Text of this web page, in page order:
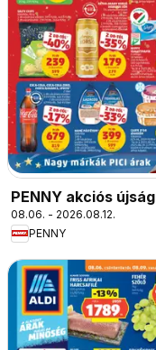
PENNY akciós újság
08.06. - 2026.08.12.
PENNY